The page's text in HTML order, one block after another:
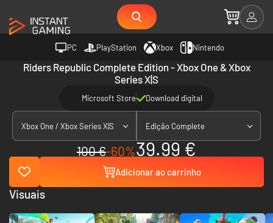
PC PlayStation Xbox Nintendo
Riders Republic Complete Edition - Xbox One & Xbox
Series X|S
Microsoft Store Download digital
Xbox One / Xbox Series X|S Edição Complete
100 €-60%39.99 €
Adicionar ao carrinho
Visuais